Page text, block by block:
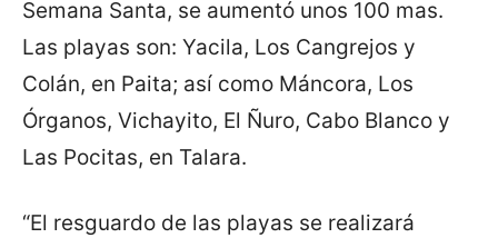
Semana Santa, se aumentó unos 100 mas.
Las playas son: Yacila, Los Cangrejos y
Colán, en Paita; así como Máncora, Los
Órganos, Vichayito, El Ñuro, Cabo Blanco y
Las Pocitas, en Talara.
“El resguardo de las playas se realizará